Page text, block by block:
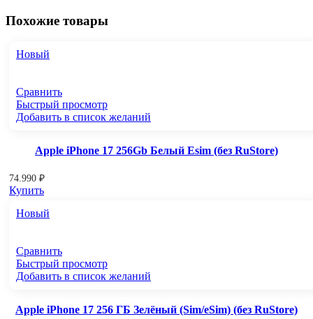
Похожие товары
Новый
Сравнить
Быстрый просмотр
Добавить в список желаний
Apple iPhone 17 256Gb Белый Esim (без RuStore)
74.990 ₽
Купить
Новый
Сравнить
Быстрый просмотр
Добавить в список желаний
Apple iPhone 17 256 ГБ Зелёный (Sim/eSim) (без RuStore)